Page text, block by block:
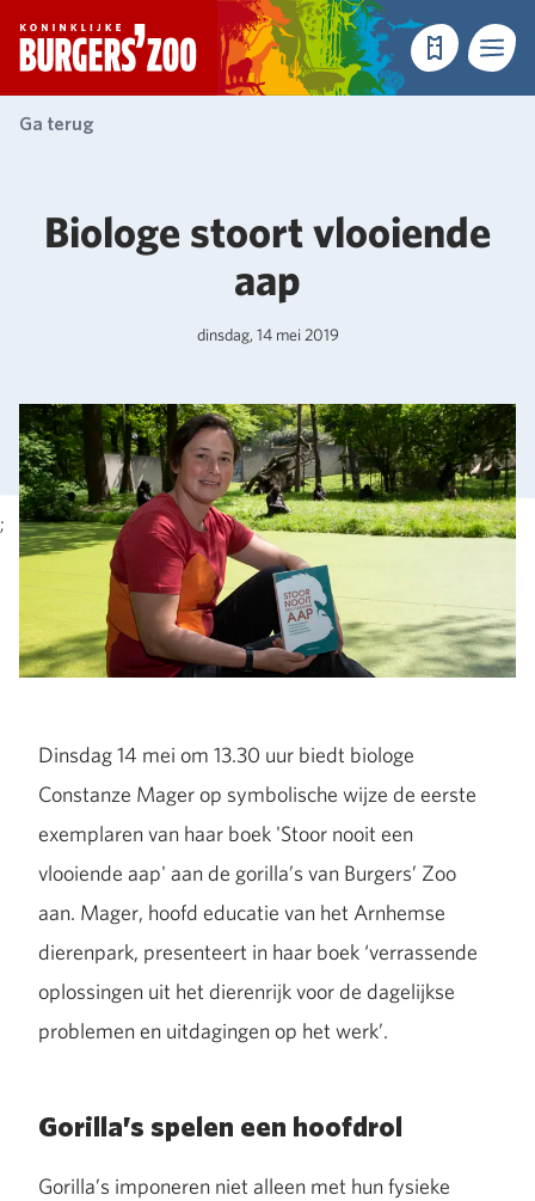
- Homepagina
TicketsMenu
Ga terug
;
Biologe stoort vlooiende
aap
dinsdag, 14 mei 2019
Dinsdag 14 mei om 13.30 uur biedt biologe
Constanze Mager op symbolische wijze de eerste
exemplaren van haar boek 'Stoor nooit een
vlooiende aap' aan de gorilla’s van Burgers’ Zoo
aan. Mager, hoofd educatie van het Arnhemse
dierenpark, presenteert in haar boek ‘verrassende
oplossingen uit het dierenrijk voor de dagelijkse
problemen en uitdagingen op het werk’.
Gorilla’s spelen een hoofdrol
Gorilla’s imponeren niet alleen met hun fysieke